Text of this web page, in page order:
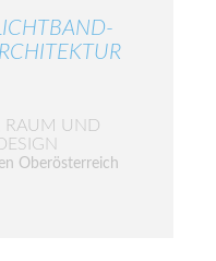
RAUM UND
Oberösterreich